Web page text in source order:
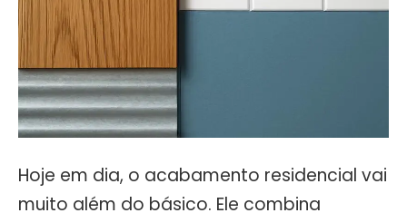
Hoje em dia, o acabamento residencial vai
muito além do básico. Ele combina